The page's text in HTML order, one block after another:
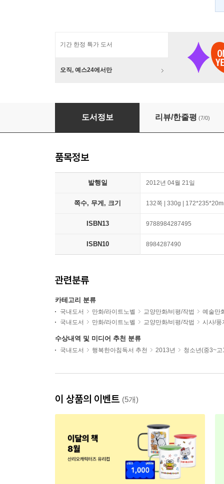
기간 한정 특가 도서
오직, 예스24에서만
사람 냄새
도서정보 리뷰/한줄평 (7/0)
품목정보
발행일 2012년 04월 21일
쪽수, 무게, 크기 132쪽 | 330g |
ISBN13 9788984287495
ISBN10 8984287490
관련분류
카테고리 분류
국내도서 만화/라이트노벨 교양만화/비평/작법
예술만
국내도서
만화/라이트노벨 교양만화/비평/작법 시사/풍
수상내역 및 미디어 추천 분류
국내도서 행복한아침독서 추천 2013년 청소년(중3~
이 상품의 이벤트 (5개)